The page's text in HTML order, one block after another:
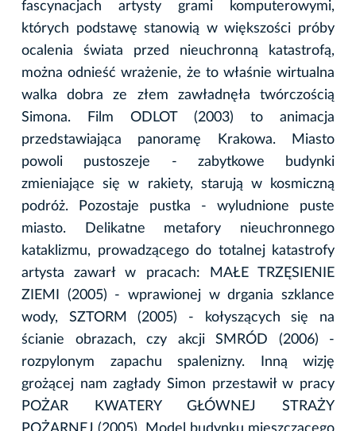
fascynacjach artysty grami komputerowymi,
których podstawę stanowią w większości próby
ocalenia świata przed nieuchronną katastrofą,
można odnieść wrażenie, że to właśnie wirtualna
walka dobra ze złem zawładnęła twórczością
Simona. Film ODLOT (2003) to animacja
przedstawiająca panoramę Krakowa. Miasto
powoli pustoszeje - zabytkowe budynki
zmieniające się w rakiety, starują w kosmiczną
podróż. Pozostaje pustka - wyludnione puste
miasto. Delikatne metafory nieuchronnego
kataklizmu, prowadzącego do totalnej katastrofy
artysta zawarł w pracach: MAŁE TRZĘSIENIE
ZIEMI (2005) - wprawionej w drgania szklance
wody, SZTORM (2005) - kołyszących się na
ścianie obrazach, czy akcji SMRÓD (2006) -
rozpylonym zapachu spalenizny. Inną wizję
grożącej nam zagłady Simon przestawił w pracy
POŻAR KWATERY GŁÓWNEJ STRAŻY